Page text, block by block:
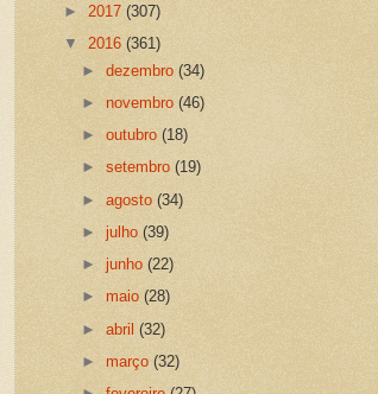
► 2017 (307)
▼ 2016 (361)
►dezembro(34)
► novembro(46)
►outubro(18)
►setembro(19)
►agosto(34)
►julho(39)
►junho(22)
►maio(28)
►abril(32)
►março(32)